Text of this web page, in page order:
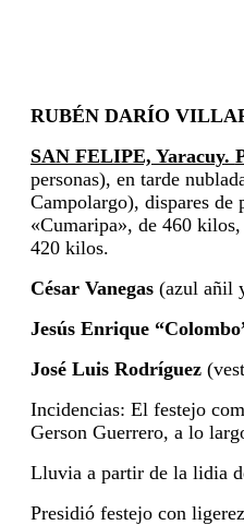
RUBÉN DARÍO
SAN FELIPE, Yaracuy.
personas), en tarde
Campolargo), dispares de
«Cumaripa», de 460
420 kilos.
César Vanegas(azul añil
Jesús Enrique
José Luis Rodríguez
Incidencias: El festejo
Gerson Guerrero, a lo
Lluvia a partir de la lidia
Presidió festejo con